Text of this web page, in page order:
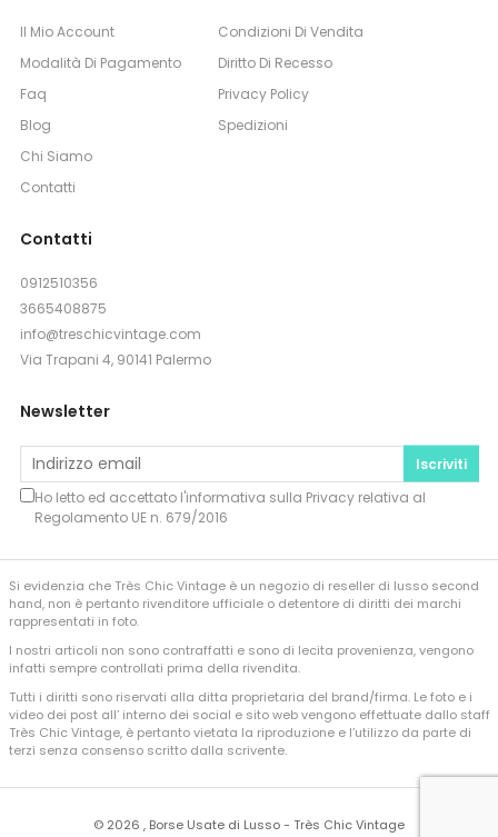
Il Mio Account
Modalità Di Pagamento
Faq
Blog
Chi Siamo
Contatti
Condizioni Di Vendita
Diritto Di Recesso
Privacy Policy
Spedizioni
Contatti
0912510356
3665408875
info@treschicvintage.com
Via Trapani 4, 90141 Palermo
Newsletter
Iscriviti
Ho letto ed accettato l'informativa sulla Privacyrelativa al
Regolamento UE n. 679/2016
Si evidenzia che Très Chic Vintage è un negozio di reseller di lusso second
hand, non è pertanto rivenditore ufficiale o detentore di diritti dei marchi
rappresentati in foto.
I nostri articoli non sono contraffatti e sono di lecita provenienza, vengono
infatti sempre controllati prima della rivendita.
Tutti i diritti sono riservati alla ditta proprietaria del brand/firma. Le foto e i
video dei post all’ interno dei social e sito web vengono effettuate dallo staff
Très Chic Vintage, è pertanto vietata la riproduzione e l’utilizzo da parte di
terzi senza consenso scritto dalla scrivente.
© 2026 , Borse Usate di Lusso - Très Chic Vintage